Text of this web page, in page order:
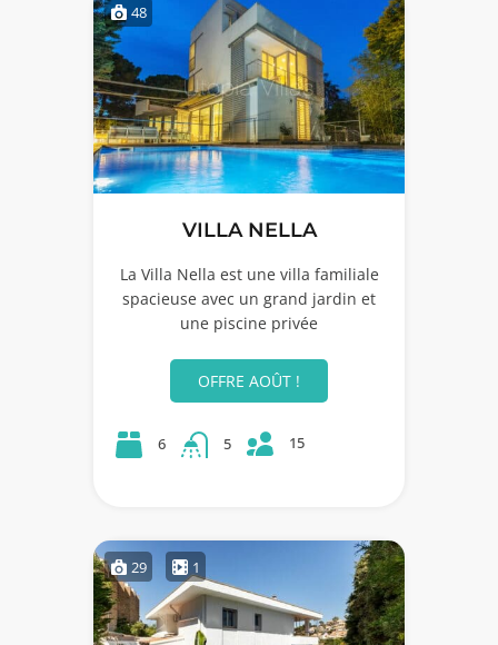
48
VILLA NELLA
La Villa Nella est une villa familiale
spacieuse avec un grand jardin et
une piscine privée
OFFRE AOÛT !
6 5 15
29 1